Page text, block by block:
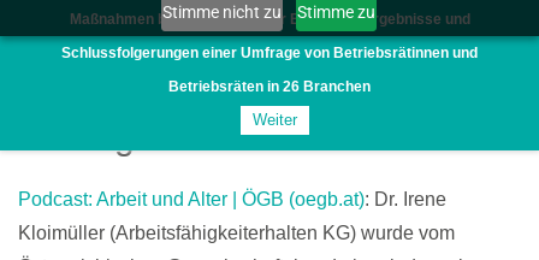
Stimme nicht zu Stimme zu
Vorträge und Seminare
Podcast: Arbeit und Alter | ÖGB (oegb.at): Dr. Irene
Kloimüller (Arbeitsfähigkeiterhalten KG) wurde vom
Maßnahmen braucht es? Erster Einblick in Ergebnisse und
Schlussfolgerungen einer Umfrage von Betriebsrätinnen und
Betriebsräten in 26 Branchen
Weiter